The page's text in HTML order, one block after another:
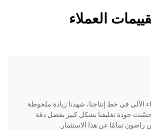
العملاء
الآلي في خط إنتاجنا، شهدنا زيادة ملحوظة
جودة تغليفنا بشكل كبير بفضل دقة
راضون تمامًا عن هذا الاستثمار.